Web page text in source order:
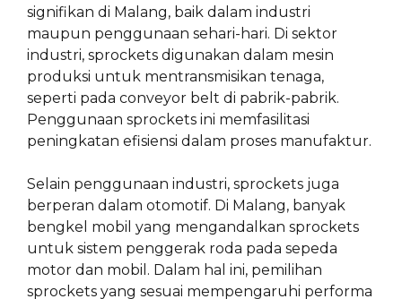
signifikan di Malang, baik dalam industri
maupun penggunaan sehari-hari. Di sektor
industri, sprockets digunakan dalam mesin
produksi untuk mentransmisikan tenaga,
seperti pada conveyor belt di pabrik-pabrik.
Penggunaan sprockets ini memfasilitasi
peningkatan efisiensi dalam proses manufaktur.
Selain penggunaan industri, sprockets juga
berperan dalam otomotif. Di Malang, banyak
bengkel mobil yang mengandalkan sprockets
untuk sistem penggerak roda pada sepeda
motor dan mobil. Dalam hal ini, pemilihan
sprockets yang sesuai mempengaruhi performa